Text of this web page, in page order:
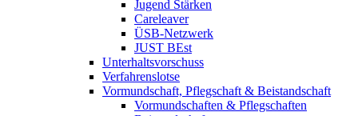
Jugend Stärken
Careleaver
ÜSB-Netzwerk
JUST BEst
Unterhaltsvorschuss
Verfahrenslotse
Vormundschaft, Pflegschaft & Beistandschaft
Vormundschaften & Pflegschaften